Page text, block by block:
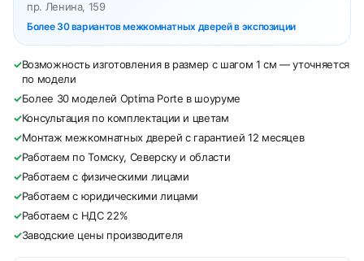
пр. Ленина, 159
Более 30 вариантов межкомнатных дверей в экспозиции
✓Возможность изготовления в размер с шагом 1 см — уточняется
по модели
✓Более 30 моделей Optima Porte в шоуруме
✓Консультация по комплектации и цветам
✓Монтаж межкомнатных дверей с гарантией 12 месяцев
✓Работаем по Томску, Северску и области
✓Работаем с физическими лицами
✓Работаем с юридическими лицами
✓Работаем с НДС 22%
✓Заводские цены производителя